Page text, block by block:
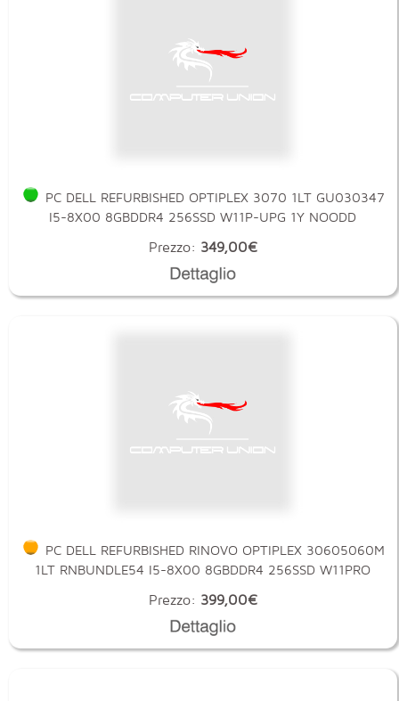
PC DELL REFURBISHED OPTIPLEX 3070 1LT GU030347
I5-8X00 8GBDDR4 256SSD W11P-UPG 1Y NOODD
Prezzo: 349,00€
PC DELL REFURBISHED RINOVO OPTIPLEX 30605060M
1LT RNBUNDLE54 I5-8X00 8GBDDR4 256SSD W11PRO
Prezzo: 399,00€